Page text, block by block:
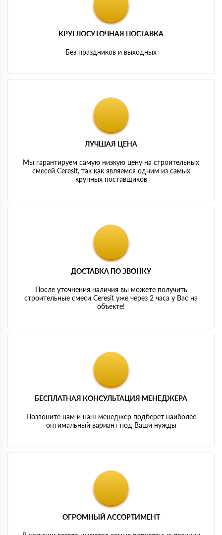
КРУГЛОСУТОЧНАЯ ПОСТАВКА
Без праздников и выходных
ЛУЧШАЯ ЦЕНА
Мы гарантируем самую низкую цену на строительных
смесей Ceresit, так как являемся одним из самых
крупных поставщиков
ДОСТАВКА ПО ЗВОНКУ
После уточнения наличия вы можете получить
строительные смеси Ceresit уже через 2 часа у Вас на
объекте!
БЕСПЛАТНАЯ КОНСУЛЬТАЦИЯ МЕНЕДЖЕРА
Позвоните нам и наш менеджер подберет наиболее
оптимальный вариант под Ваши нужды
ОГРОМНЫЙ АССОРТИМЕНТ